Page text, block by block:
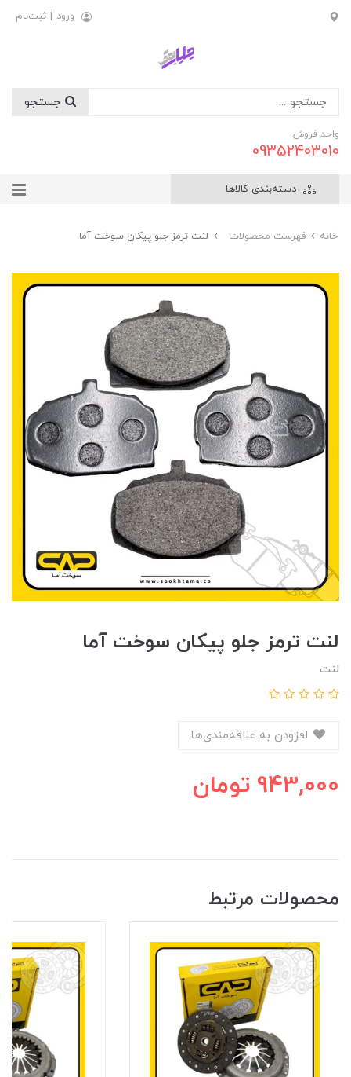
ورود | ثبت‌نام
واحد فروش
09352403010
دسته‌بندی کالاها
خانه فهرست محصولات لنت ترمز جلو پيکان سوخت آما
لنت ترمز جلو پيکان سوخت آما
لنت
943,000 تومان
محصولات مرتبط